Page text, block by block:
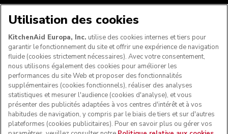
NOUS ACCEPTONS
SUIVEZ-NOUS
Utilisation des cookies
KitchenAid Europa, Inc. utilise des cookies internes et tiers pour
garantir le fonctionnement du site et offrir une expérience de navigation
fluide (cookies strictement nécessaires). Avec votre consentement,
nous utilisons également des cookies pour améliorer les
performances du site Web et proposer des fonctionnalités
supplémentaires (cookies fonctionnels), réaliser des analyses
statistiques et mesurer l'audience (cookies d'analyse), et vous
présenter des publicités adaptées à vos centres d'intérêt et à vos
habitudes de navigation, y compris par le biais de tiers et sur d'autres
plateformes (cookies publicitaires). Pour en savoir plus ou gérer vos